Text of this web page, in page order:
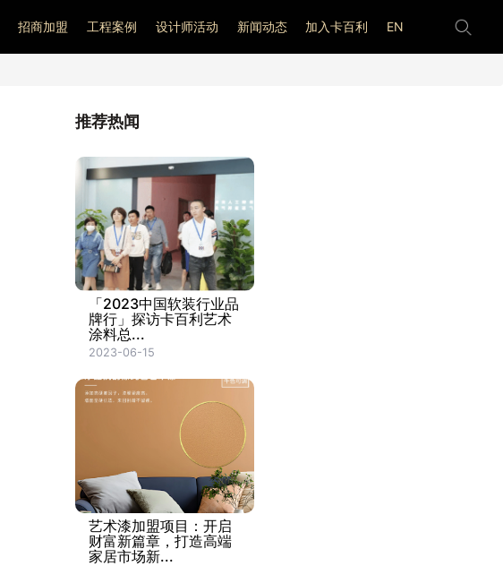
招商加盟 工程案例 设计师活动 新闻动态 加入卡百利 EN
推荐热闻
「2023中国软装行业品
牌行」探访卡百利艺术
涂料总...
2023-06-15
艺术漆加盟项目：开启
财富新篇章，打造高端
家居市场新...